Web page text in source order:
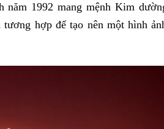
năm 1992 mang mệnh Kim
hợp để tạo nên một hình